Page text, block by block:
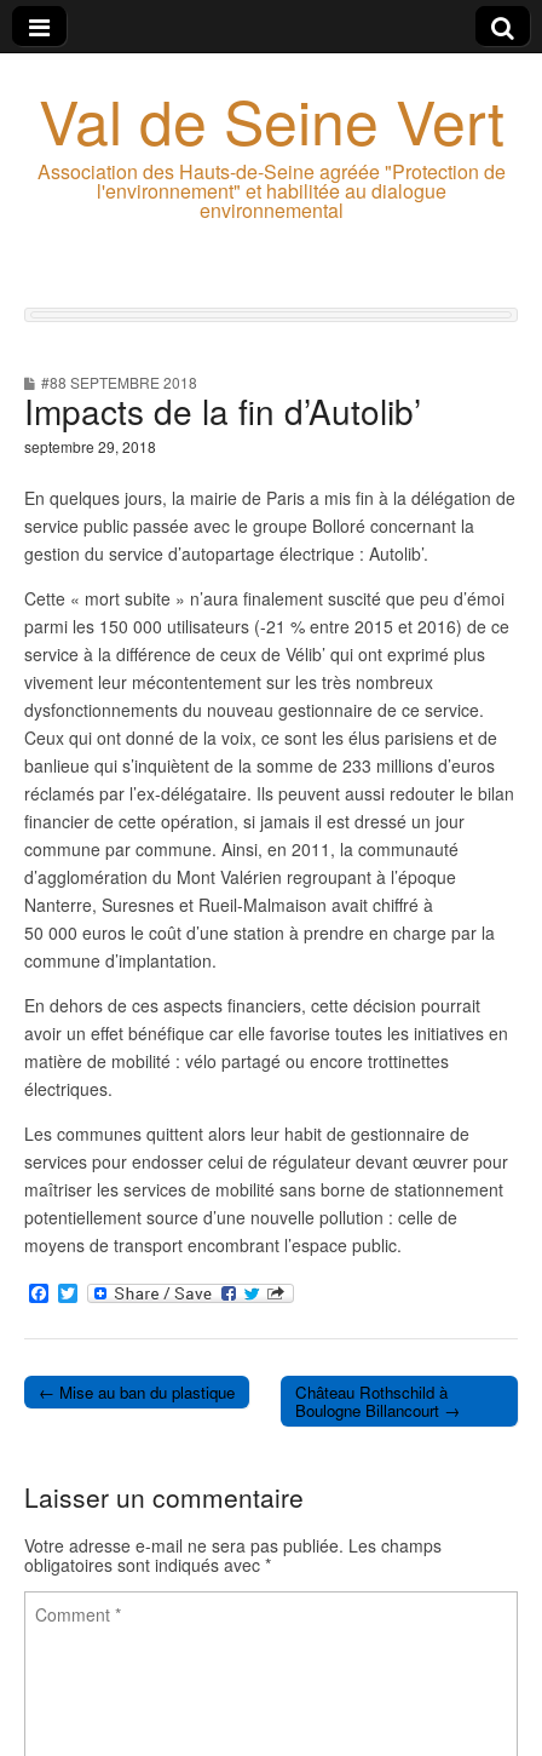
Val de Seine Vert
Association des Hauts-de-Seine agréée "Protection de
l'environnement" et habilitée au dialogue
environnemental
#88 SEPTEMBRE 2018
Impacts de la fin d’Autolib’
septembre 29, 2018
En quelques jours, la mairie de Paris a mis fin à la délégation de
service public passée avec le groupe Bolloré concernant la
gestion du service d’autopartage électrique : Autolib’.
Cette « mort subite » n’aura finalement suscité que peu d’émoi
parmi les 150 000 utilisateurs (-21 % entre 2015 et 2016) de ce
service à la différence de ceux de Vélib’ qui ont exprimé plus
vivement leur mécontentement sur les très nombreux
dysfonctionnements du nouveau gestionnaire de ce service.
Ceux qui ont donné de la voix, ce sont les élus parisiens et de
banlieue qui s’inquiètent de la somme de 233 millions d’euros
réclamés par l’ex-délégataire. Ils peuvent aussi redouter le bilan
financier de cette opération, si jamais il est dressé un jour
commune par commune. Ainsi, en 2011, la communauté
d’agglomération du Mont Valérien regroupant à l’époque
Nanterre, Suresnes et Rueil-Malmaison avait chiffré à
50 000 euros le coût d’une station à prendre en charge par la
commune d’implantation.
En dehors de ces aspects financiers, cette décision pourrait
avoir un effet bénéfique car elle favorise toutes les initiatives en
matière de mobilité : vélo partagé ou encore trottinettes
électriques.
Les communes quittent alors leur habit de gestionnaire de
services pour endosser celui de régulateur devant œuvrer pour
maîtriser les services de mobilité sans borne de stationnement
potentiellement source d’une nouvelle pollution : celle de
moyens de transport encombrant l’espace public.
F
a
c
b
o
o
T
w
i
t
e
r
Post navigation
← Mise au ban du plastique Château Rothschild à
Boulogne Billancourt →
Laisser un commentaire
Votre adresse e-mail ne sera pas publiée. Les champs
obligatoires sont indiqués avec *